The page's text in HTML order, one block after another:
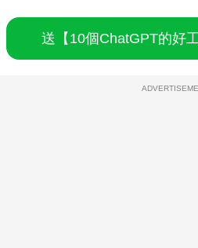
送【10個ChatGPT的好